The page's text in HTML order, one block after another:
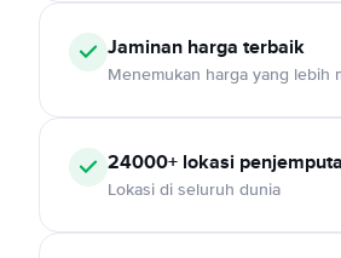
Jaminan harga terbaik
Menemukan harga yang lebih
24000+ lokasi
Lokasi di seluruh dunia